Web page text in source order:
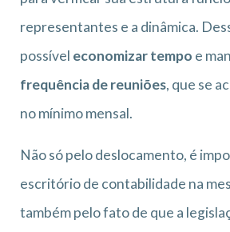
representantes e a dinâmica.
possível economizar tempo e
frequência de reuniões, que se
no mínimo mensal.
Não só pelo deslocamento, é
escritório de contabilidade na
também pelo fato de que a